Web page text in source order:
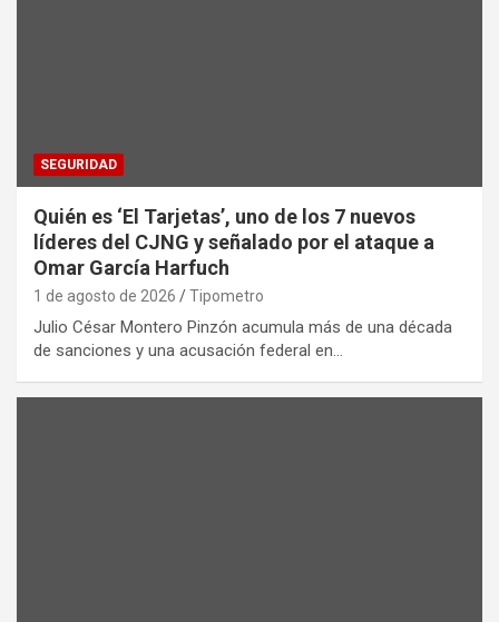
SEGURIDAD
Quién es ‘El Tarjetas’, uno de los 7 nuevos
líderes del CJNG y señalado por el ataque a
Omar García Harfuch
1 de agosto de 2026 Tipometro
Julio César Montero Pinzón acumula más de una década
de sanciones y una acusación federal en…